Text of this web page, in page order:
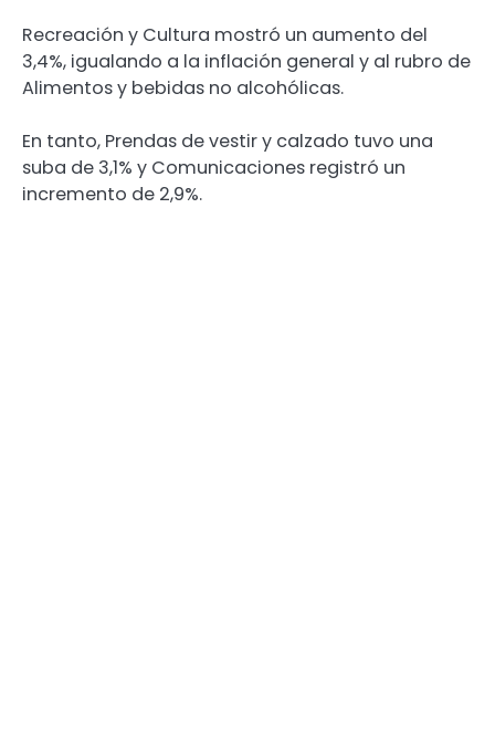
Recreación y Cultura mostró un aumento del
3,4%, igualando a la inflación general y al rubro de
Alimentos y bebidas no alcohólicas.
En tanto, Prendas de vestir y calzado tuvo una
suba de 3,1% y Comunicaciones registró un
incremento de 2,9%.